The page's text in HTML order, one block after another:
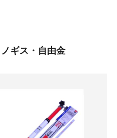
ギス・自由金